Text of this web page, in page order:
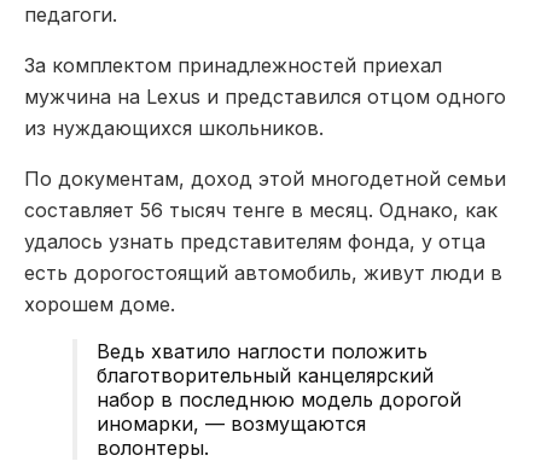
педагоги.
За комплектом принадлежностей приехал
мужчина на Lexus и представился отцом одного
из нуждающихся школьников.
По документам, доход этой многодетной семьи
составляет 56 тысяч тенге в месяц. Однако, как
удалось узнать представителям фонда, у отца
есть дорогостоящий автомобиль, живут люди в
хорошем доме.
Ведь хватило наглости положить
благотворительный канцелярский
набор в последнюю модель дорогой
иномарки, — возмущаются
волонтеры.